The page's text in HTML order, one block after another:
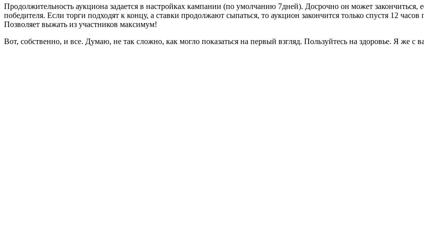
Продолжительность аукциона задается в настройках кампании (по умолчанию 7дней). Досрочно он может
победителя. Если торги подходят к концу, а ставки продолжают сыпаться, то аукцион закончится только спустя 12
Позволяет выжать из участников максимум!
Вот, собственно, и все. Думаю, не так сложно, как могло показаться на первый взгляд. Пользуйтесь на здоровье. Я же с